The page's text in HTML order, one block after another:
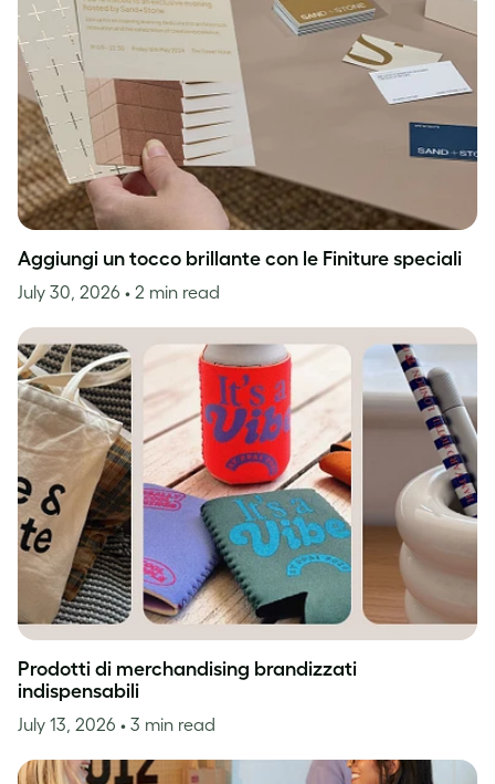
Aggiungi un tocco brillante con le Finiture speciali
July 30, 2026 • 2 min read
Prodotti di merchandising brandizzati
indispensabili
July 13, 2026 • 3 min read